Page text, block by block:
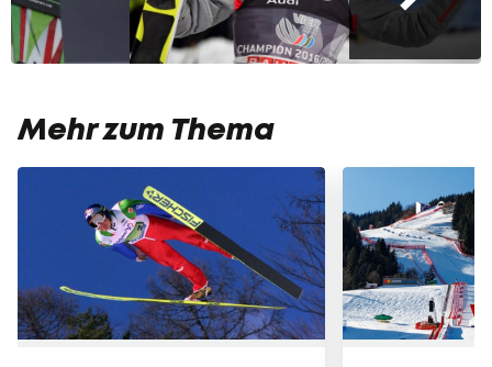
Mehr zum Thema